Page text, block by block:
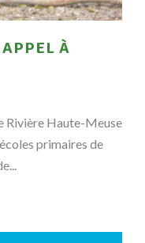
À
Rivière Haute-Meuse
primaires de